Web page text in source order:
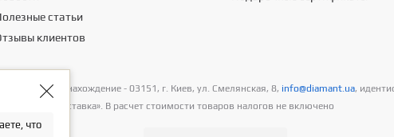
статьи
клиентов
Местонахождение - 03151, г. Киев, ул. Смелянская, 8, info@diamant.ua,
и доставка». В расчет стоимости товаров налогов не включено
что